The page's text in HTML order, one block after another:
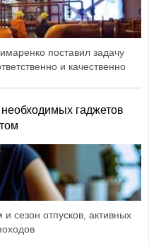
поставил задачу
и качественно
гаджетов
сезон отпусков, активных